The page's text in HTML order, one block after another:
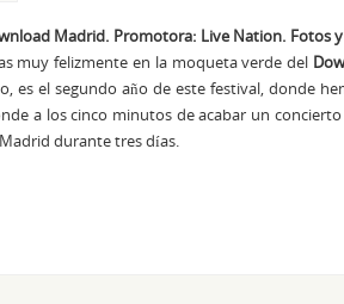
Madrid. Promotora: Live Nation. Fotos
muy felizmente en la moqueta verde del
es el segundo año de este festival, donde
a los cinco minutos de acabar un
durante tres días.